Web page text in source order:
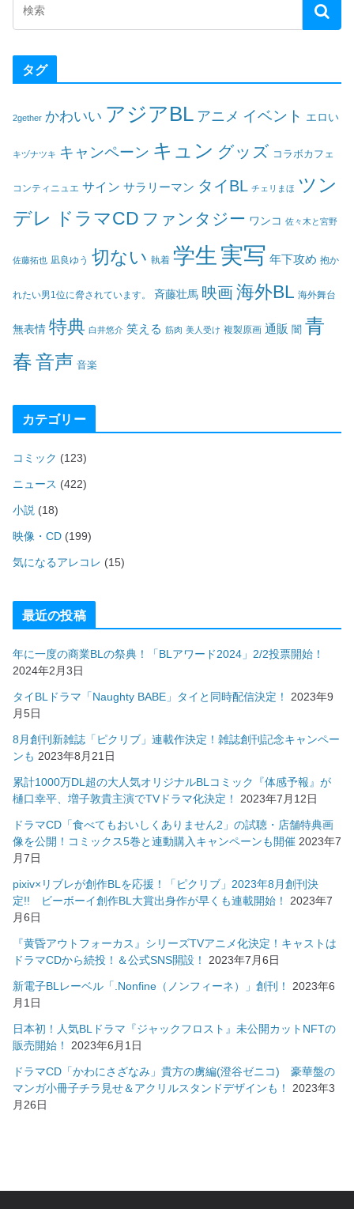
タグ
2gether かわいい アジアBL アニメ イベント エロい
キヅナツキ キャンペーン キュン グッズ コラボカフェ
コンティニュエ サイン サラリーマン タイBL チェリまほ ツン
デレ ドラマCD ファンタジー ワンコ 佐々木と宮野
佐藤拓也 凪良ゆう 切ない 執着 学生 実写 年下攻め 抱か
れたい男1位に脅されています。 斉藤壮馬 映画海外BL 海外舞台
無表情 特典 白井悠介 笑える 筋肉 美人受け 複製原画 通販 闇 青
春音声 音楽
カテゴリー
コミック (123)
ニュース (422)
小説 (18)
映像・CD (199)
気になるアレコレ (15)
最近の投稿
年に一度の商業BLの祭典！「BLアワード2024」2/2投票開始！
2024年2月3日
タイBLドラマ「Naughty BABE」タイと同時配信決定！
2023年9
月5日
8月創刊新雑誌「ピクリブ」連載作決定！雑誌創刊記念キャンペー
ンも 2023年8月21日
累計1000万DL超の大人気オリジナルBLコミック『体感予報』が
樋口幸平、増子敦貴主演でTVドラマ化決定！
2023年7月12日
ドラマCD「食べてもおいしくありません2」の試聴・店舗特典画
像を公開！コミックス5巻と連動購入キャンペーンも開催 2023年7
月7日
pixiv×リブレが創作BLを応援！「ピクリブ」2023年8月創刊決
定!! ビーボーイ創作BL大賞出身作が早くも連載開始！
2023年7
月6日
『黄昏アウトフォーカス』シリーズTVアニメ化決定！キャストは
ドラマCDから続投！＆公式SNS開設！
2023年7月6日
新電子BLレーベル「.Nonfine（ノンフィーネ）」創刊！
2023年6
月1日
日本初！人気BLドラマ『ジャックフロスト』未公開カットNFTの
販売開始！
2023年6月1日
ドラマCD「かわにさざなみ」貴方の虜編(澄谷ゼニコ) 豪華盤の
マンガ小冊子チラ見せ＆アクリルスタンドデザインも！
2023年3
月26日